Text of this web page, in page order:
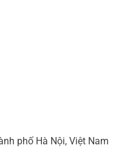
phố Hà Nội, Việt Nam